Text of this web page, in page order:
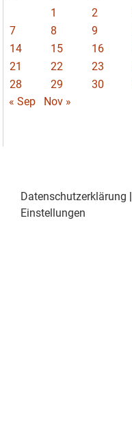
1 2
7
8 9
14
15 16
21
22 23
28
29 30
« Sep
Nov »
Datenschutzerklärung |
Einstellungen